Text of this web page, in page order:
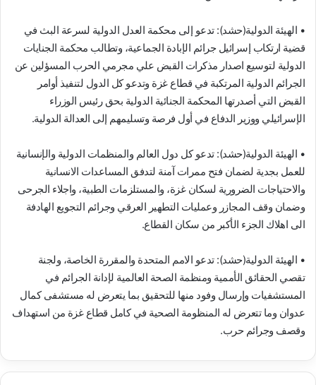
• الهيئة الدولية(حشد): تدعو إلى محكمة العدل الدولية لسرعة البث في
قضية ارتكاب إسرائيل جرائم الإبادة الجماعية، وتطالب محكمة الجنايات
الدولية لتوسيع اصدار مذكرات القبض علي مجرمي الحرب المسؤلين عن
الجرائم الدولية المرتكبة في قطاع غزة وتدعو كل الدول لتنفيذ أوامر
القبض التي أصدرتها المحكمة الجنائية الدولية بحق رئيس الوزراء
الإسرائيلي ووزير الدفاع في أول فرصة وتسليمهم إلى العدالة الدولية.
• الهيئة الدولية(حشد): تدعو كل دول العالم والمنظمات الدولية والإنسانية
للعمل بجدية لضمان فتح ممرات آمنة لتدفق المساعدات الانسانية
والاحتياجات الضرورية لسكان غزة، والمستلزمات الطبية، واجلاء الجرحى
وضمان وقف المجازر وعمليات التطهير العرقي وجرائم التجويع الهادفة
الى اهلاك الجزء الأكبر من سكان القطاع.
• الهيئة الدولية(حشد): تدعو الامم المتحدة والمقررة الخاصة، ولجنة
تقصي الحقائق الأممية ومنظمة الصحة العالمية لإدانة الجرائم في
المستشفيات وإرسال وفود منها للتحقيق بما يتعرض له مستشفى كمال
عدوان وما تتعرض له المنظومة الصحية في كامل قطاع غزة من استهداف
وقصف وجرائم حرب.